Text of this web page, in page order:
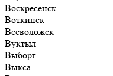
Воскресенск
Воткинск
Всеволожск
Вуктыл
Выборг
Выкса